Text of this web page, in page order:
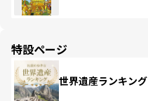
特設ページ
世界遺産ランキング